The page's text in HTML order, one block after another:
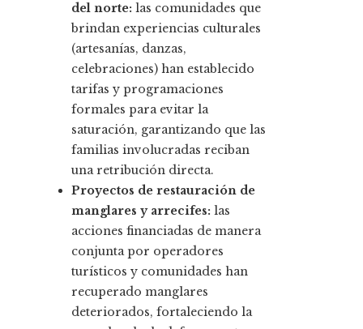
del norte: las comunidades que
brindan experiencias culturales
(artesanías, danzas,
celebraciones) han establecido
tarifas y programaciones
formales para evitar la
saturación, garantizando que las
familias involucradas reciban
una retribución directa.
Proyectos de restauración de
manglares y arrecifes: las
acciones financiadas de manera
conjunta por operadores
turísticos y comunidades han
recuperado manglares
deteriorados, fortaleciendo la